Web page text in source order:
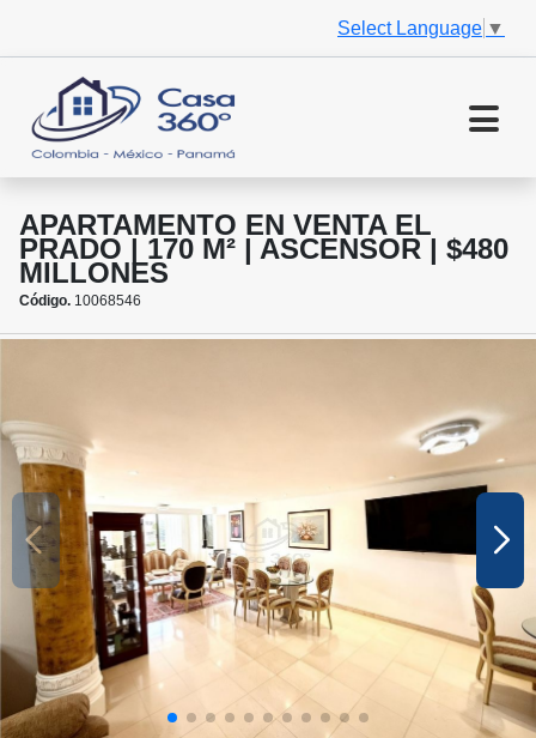
Select Language ▼
APARTAMENTO EN VENTA EL
PRADO | 170 M² | ASCENSOR | $480
MILLONES
Código. 10068546